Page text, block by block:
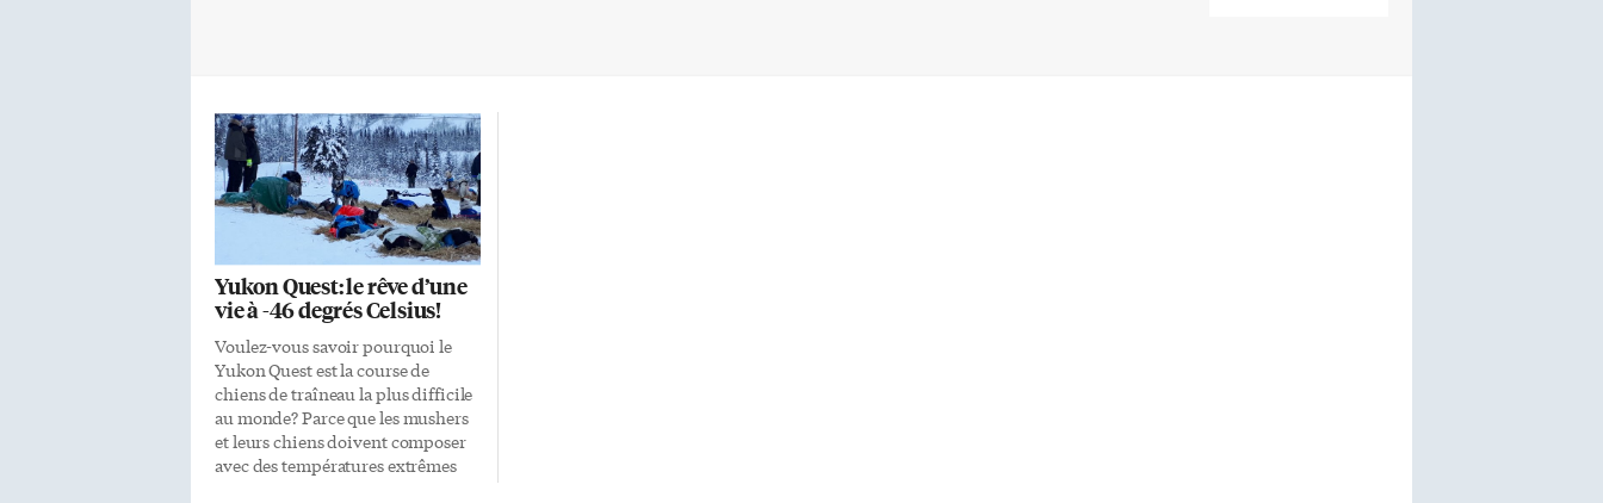
Yukon Quest: le rêve d’une
vie à -46 degrés Celsius!
Voulez-vous savoir pourquoi le
Yukon Quest est la course de
chiens de traîneau la plus difficile
au monde? Parce que les mushers
et leurs chiens doivent composer
avec des températures extrêmes